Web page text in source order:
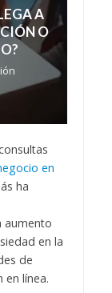
A
O
en
ha
aumento
en la
de
en línea.